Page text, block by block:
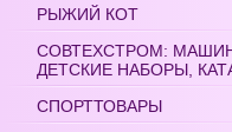
РЫЖИЙ КОТ
СОВТЕХСТРОМ:
ДЕТСКИЕ НАБОРЫ,
СПОРТТОВАРЫ